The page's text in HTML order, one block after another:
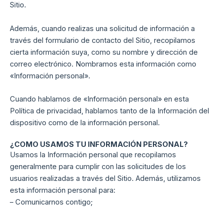
Sitio.
Además, cuando realizas una solicitud de información a
través del formulario de contacto del Sitio, recopilamos
cierta información suya, como su nombre y dirección de
correo electrónico. Nombramos esta información como
«Información personal».
Cuando hablamos de «Información personal» en esta
Política de privacidad, hablamos tanto de la Información del
dispositivo como de la información personal.
¿COMO USAMOS TU INFORMACIÓN PERSONAL?
Usamos la Información personal que recopilamos
generalmente para cumplir con las solicitudes de los
usuarios realizadas a través del Sitio. Además, utilizamos
esta información personal para:
– Comunicarnos contigo;